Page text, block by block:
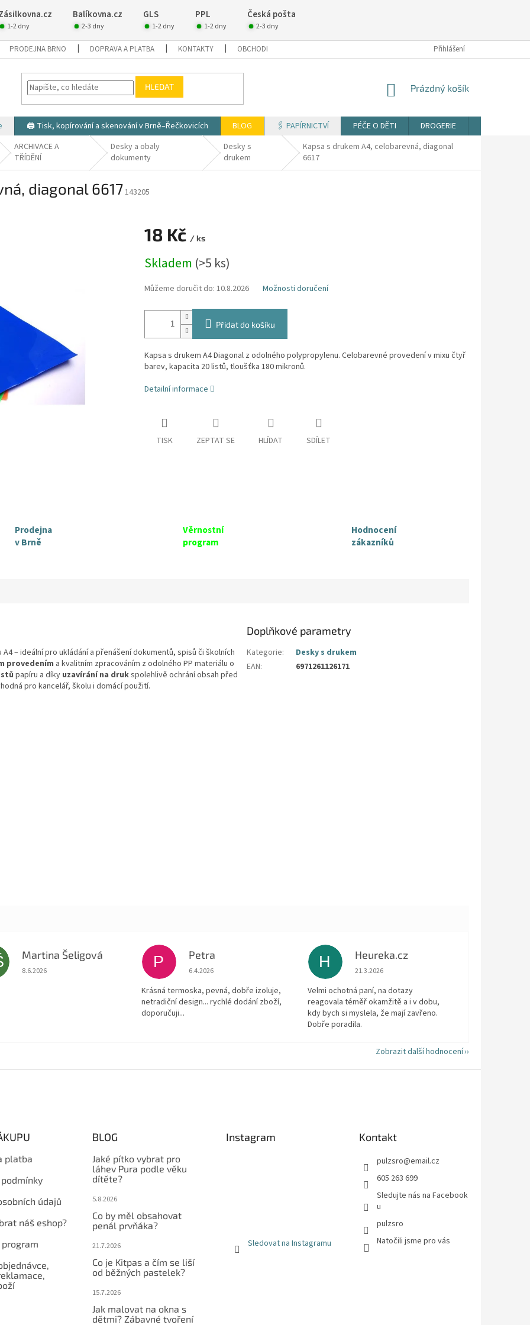
Balíkovna.cz GLS PPL Česká pošta
1-2 dny 2-3 dny 1-2 dny 1-2 dny 2-3 dny
PRODEJNA BRNO DOPRAVA A PLATBA KONTAKTY OBCHODNÍ PODMÍNKY Přihlášení
HLEDAT
NÁKUPNÍ
Prázdný košík
🖨️ Tisk, kopírování a skenování v Brně–Řečkovicích BLOG 🖇️ PAPÍRNICTVÍ PÉČE O DĚTI DROGERIE
ARCHIVACE A
TŘÍDĚNÍ
Desky a obaly
dokumenty
Desky s
drukem
Kapsa s drukem A4, celobarevná, diagonal
6617
diagonal 6617143205
18 Kč / ks
cena:
Skladem (>5 ks)
Můžeme doručit do: 10.8.2026 Možnosti doručení
Přidat do košíku
Kapsa s drukem A4 Diagonal z odolného polypropylenu. Celobarevné provedení v mixu čtyř
barev, kapacita 20 listů, tloušťka 180 mikronů.
Detailní informace
TISK ZEPTAT SE HLÍDAT SDÍLET
Prodejna
v Brně
Věrnostní
program
Hodnocení
zákazníků
– ideální pro ukládání a přenášení dokumentů, spisů či školních
provedením a kvalitním zpracováním z odolného PP materiálu o
papíru a díky uzavírání na drukspolehlivě ochrání obsah před
pro kancelář, školu i domácí použití.
Doplňkové parametry
Kategorie:
Desky s drukem
EAN: 6971261126171
Martina Šeligová
Hodnocení obchodu je 5 z 5 hvězdiček.
8.6.2026
P Petra
Hodnocení obchodu je 5 z 5 hvězdiček.
6.4.2026
Krásná termoska, pevná, dobře izoluje,
netradiční design... rychlé dodání zboží,
doporučuji...
H Heureka.cz
Hodnocení obchodu je 5 z 5 hvězdiček.
21.3.2026
Velmi ochotná paní, na dotazy
reagovala téměř okamžitě a i v dobu,
kdy bych si myslela, že mají zavřeno.
Dobře poradila.
Zobrazit další hodnocení
platba
údajů
náš eshop?
BLOG
Jaké pítko vybrat pro
láhev Pura podle věku
dítěte?
5.8.2026
Co by měl obsahovat
penál prvňáka?
21.7.2026
Co je Kitpas a čím se liší
od běžných pastelek?
15.7.2026
Jak malovat na okna s
dětmi? Zábavné tvoření
Instagram
Sledovat na Instagramu
Kontakt
pulzsro@email.cz
605 263 699
Sledujte nás na Facebook
u
pulzsro
Natočili jsme pro vás